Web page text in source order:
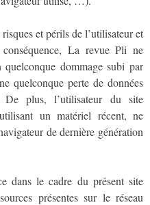
et périls de l’utilisateur et
La revue Pli ne
quelconque dommage subi par
quelconque perte de données
De plus, l’utilisateur du site
un matériel récent, ne
de dernière génération
dans le cadre du présent site
présentes sur le réseau